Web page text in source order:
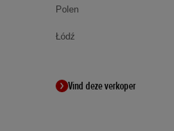
Polen
Łódź
Vind deze verkoper